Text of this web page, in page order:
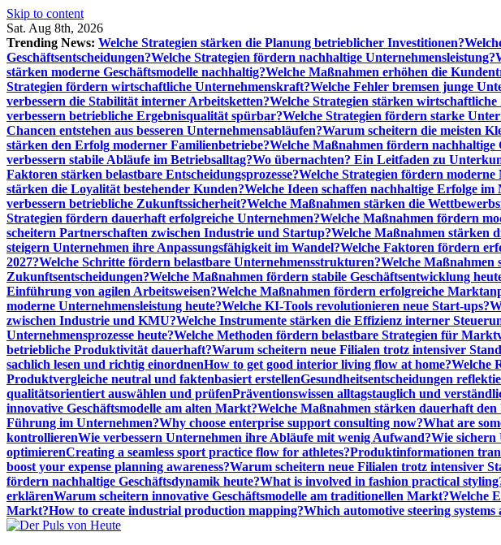
Skip to content
Sat. Aug 8th, 2026
Trending News: Welche Strategien stärken die Planung betrieblicher Investitionen?
Geschäftsentscheidungen?Welche Strategien fördern nachhaltige Unternehmensleistung?
stärken moderne Geschäftsmodelle nachhaltig?Welche Maßnahmen erhöhen die
Strategien fördern wirtschaftliche Unternehmenskraft?Welche Fehler bremsen junge
verbessern die Stabilität interner Arbeitsketten?Welche Strategien stärken
verbessern betriebliche Ergebnisqualität spürbar?Welche Strategien fördern starke
Chancen entstehen aus besseren Unternehmensabläufen?Warum scheitern die meisten
stärken den Erfolg moderner Familienbetriebe?Welche Maßnahmen fördern nachhaltige
verbessern stabile Abläufe im Betriebsalltag?Wo übernachten? Ein Leitfaden zu
Faktoren stärken belastbare Entscheidungsprozesse?Welche Strategien fördern
stärken die Loyalität bestehender Kunden?Welche Ideen schaffen nachhaltige Erfolge im
verbessern betriebliche Zukunftssicherheit?Welche Maßnahmen stärken die
Strategien fördern dauerhaft erfolgreiche Unternehmen?Welche Maßnahmen fördern
scheitern Partnerschaften zwischen Industrie und Startup?Welche Maßnahmen stärken
steigern Unternehmen ihre Anpassungsfähigkeit im Wandel?Welche Faktoren fördern
2027?Welche Schritte fördern belastbare Unternehmensstrukturen?Welche Maßnahmen
Zukunftsentscheidungen?Welche Maßnahmen fördern stabile Geschäftsentwicklung
Einführung von agilen Arbeitsweisen?Welche Maßnahmen fördern erfolgreiche
moderne Unternehmensleistung heute?Welche KI-Tools revolutionieren neue Start-ups?
zwischen Industrie und KMU?Welche Instrumente stärken die Effizienz interner
Unternehmensprozesse heute?Welche Methoden fördern belastbare Strategien für
betriebliche Produktivität dauerhaft?Warum scheitern neue Filialen trotz intensiver
sachlich lesen und richtig einordnenHow to get good interior living flow at home?Welche
Produktvergleiche neutral und faktenbasiert erstellenGesundheitsentscheidungen
qualitätsorientiert auswählen und prüfenPräventionswissen alltagstauglich und
innovative Geschäftsmodelle am alten Markt?Welche Maßnahmen stärken dauerhaft den
Führung im Unternehmen?Why choose enterprise support consulting now?What are
kontrollierenWie verbessern Unternehmen ihre Abläufe mit wenig Aufwand?Wie sichern
optimierenCreating a seamless sport practice flow for athletes?Produktinformationen
boost your expense planning awareness?Warum scheitern neue Filialen trotz intensiver
fördern nachhaltige Geschäftsdynamik heute?What is involved in fashion practical
erklärenWarum scheitern innovative Geschäftsmodelle am traditionellen Markt?Welche
Markt?How to create industrial production mapping?Which automotive steering systems